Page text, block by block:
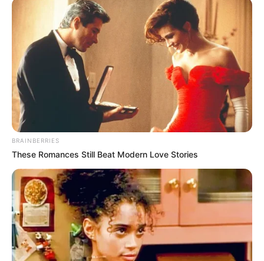
BRAINBERRIES
These Romances Still Beat Modern Love Stories